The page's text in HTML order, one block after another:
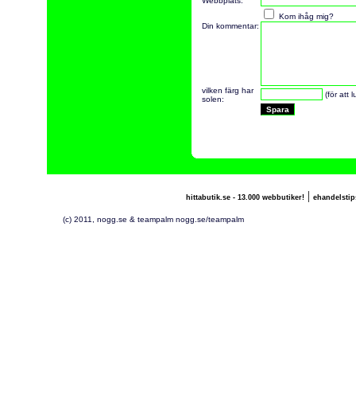
Kom ihåg mig?
Din kommentar:
vilken färg har
solen:
(för att
hittabutik.se - 13.000 webbutiker!|
(c) 2011, nogg.se & teampalm nogg.se/teampalm